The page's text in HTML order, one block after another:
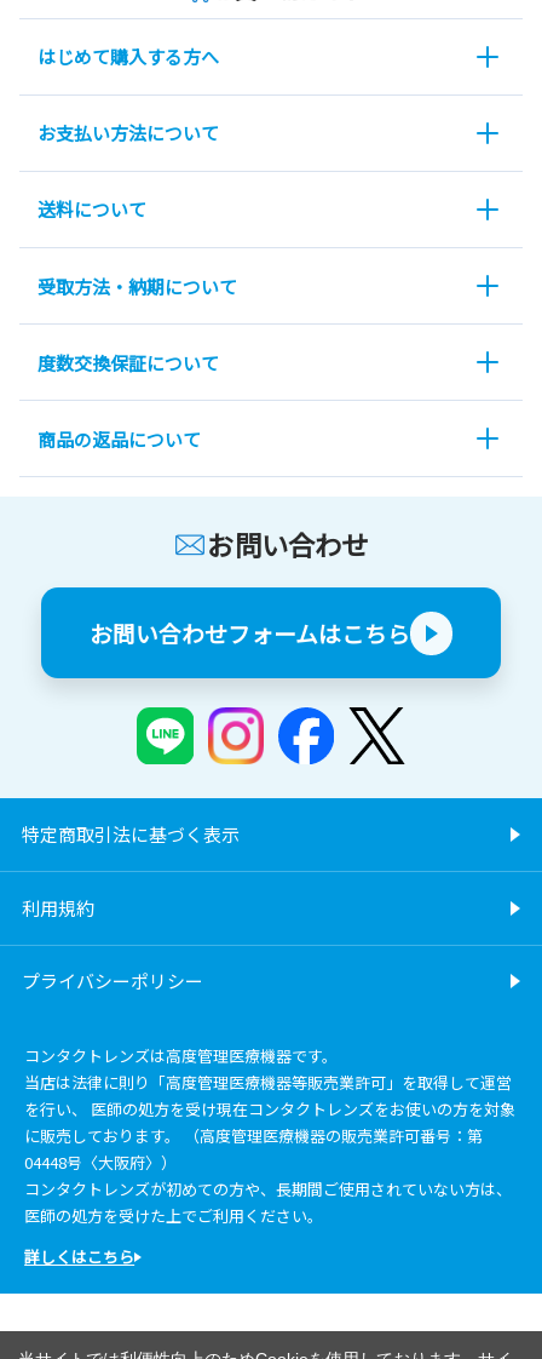
はじめて購入する方へ
お支払い方法について
送料について
受取方法・納期について
度数交換保証について
商品の返品について
お問い合わせ
お問い合わせフォームはこちら
特定商取引法に基づく表示
利用規約
プライバシーポリシー
コンタクトレンズは高度管理医療機器です。
当店は法律に則り「高度管理医療機器等販売業許可」を取得して運営
を行い、 医師の処方を受け現在コンタクトレンズをお使いの方を対象
に販売しております。 （高度管理医療機器の販売業許可番号：第
04448号〈大阪府〉）
コンタクトレンズが初めての方や、長期間ご使用されていない方は、
医師の処方を受けた上でご利用ください。
詳しくはこちら